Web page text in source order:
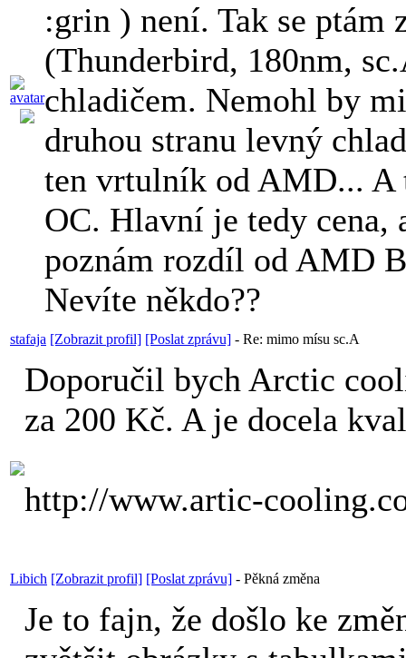
:grin ) není. Tak se
(Thunderbird, 180nm,
chladičem. Nemohl by
druhou stranu levný
ten vrtulník od AMD... A
OC. Hlavní je tedy
poznám rozdíl od AMD
Nevíte někdo??
stafaja [Zobrazit profil] [Poslat zprávu] - Re: mimo mísu sc.A
Doporučil bych Arctic
za 200 Kč. A je docela
http://www.artic-
Libich [Zobrazit profil] [Poslat zprávu] - Pěkná změna
Je to fajn, že došlo ke